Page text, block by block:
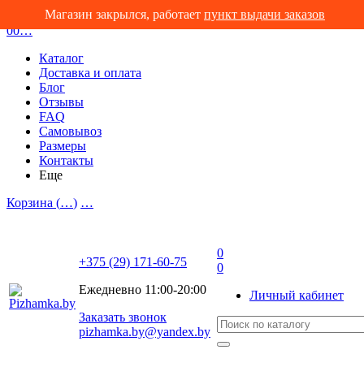
00…
Магазин закрылся, работает пункт выдачи заказов
Каталог
Доставка и оплата
Блог
Отзывы
FAQ
Самовывоз
Размеры
Контакты
Еще
Корзина (…) …
+375 (29) 171-60-75
Ежедневно 11:00-20:00
Заказать звонок
pizhamka.by@yandex.by
0
0
Личный кабинет